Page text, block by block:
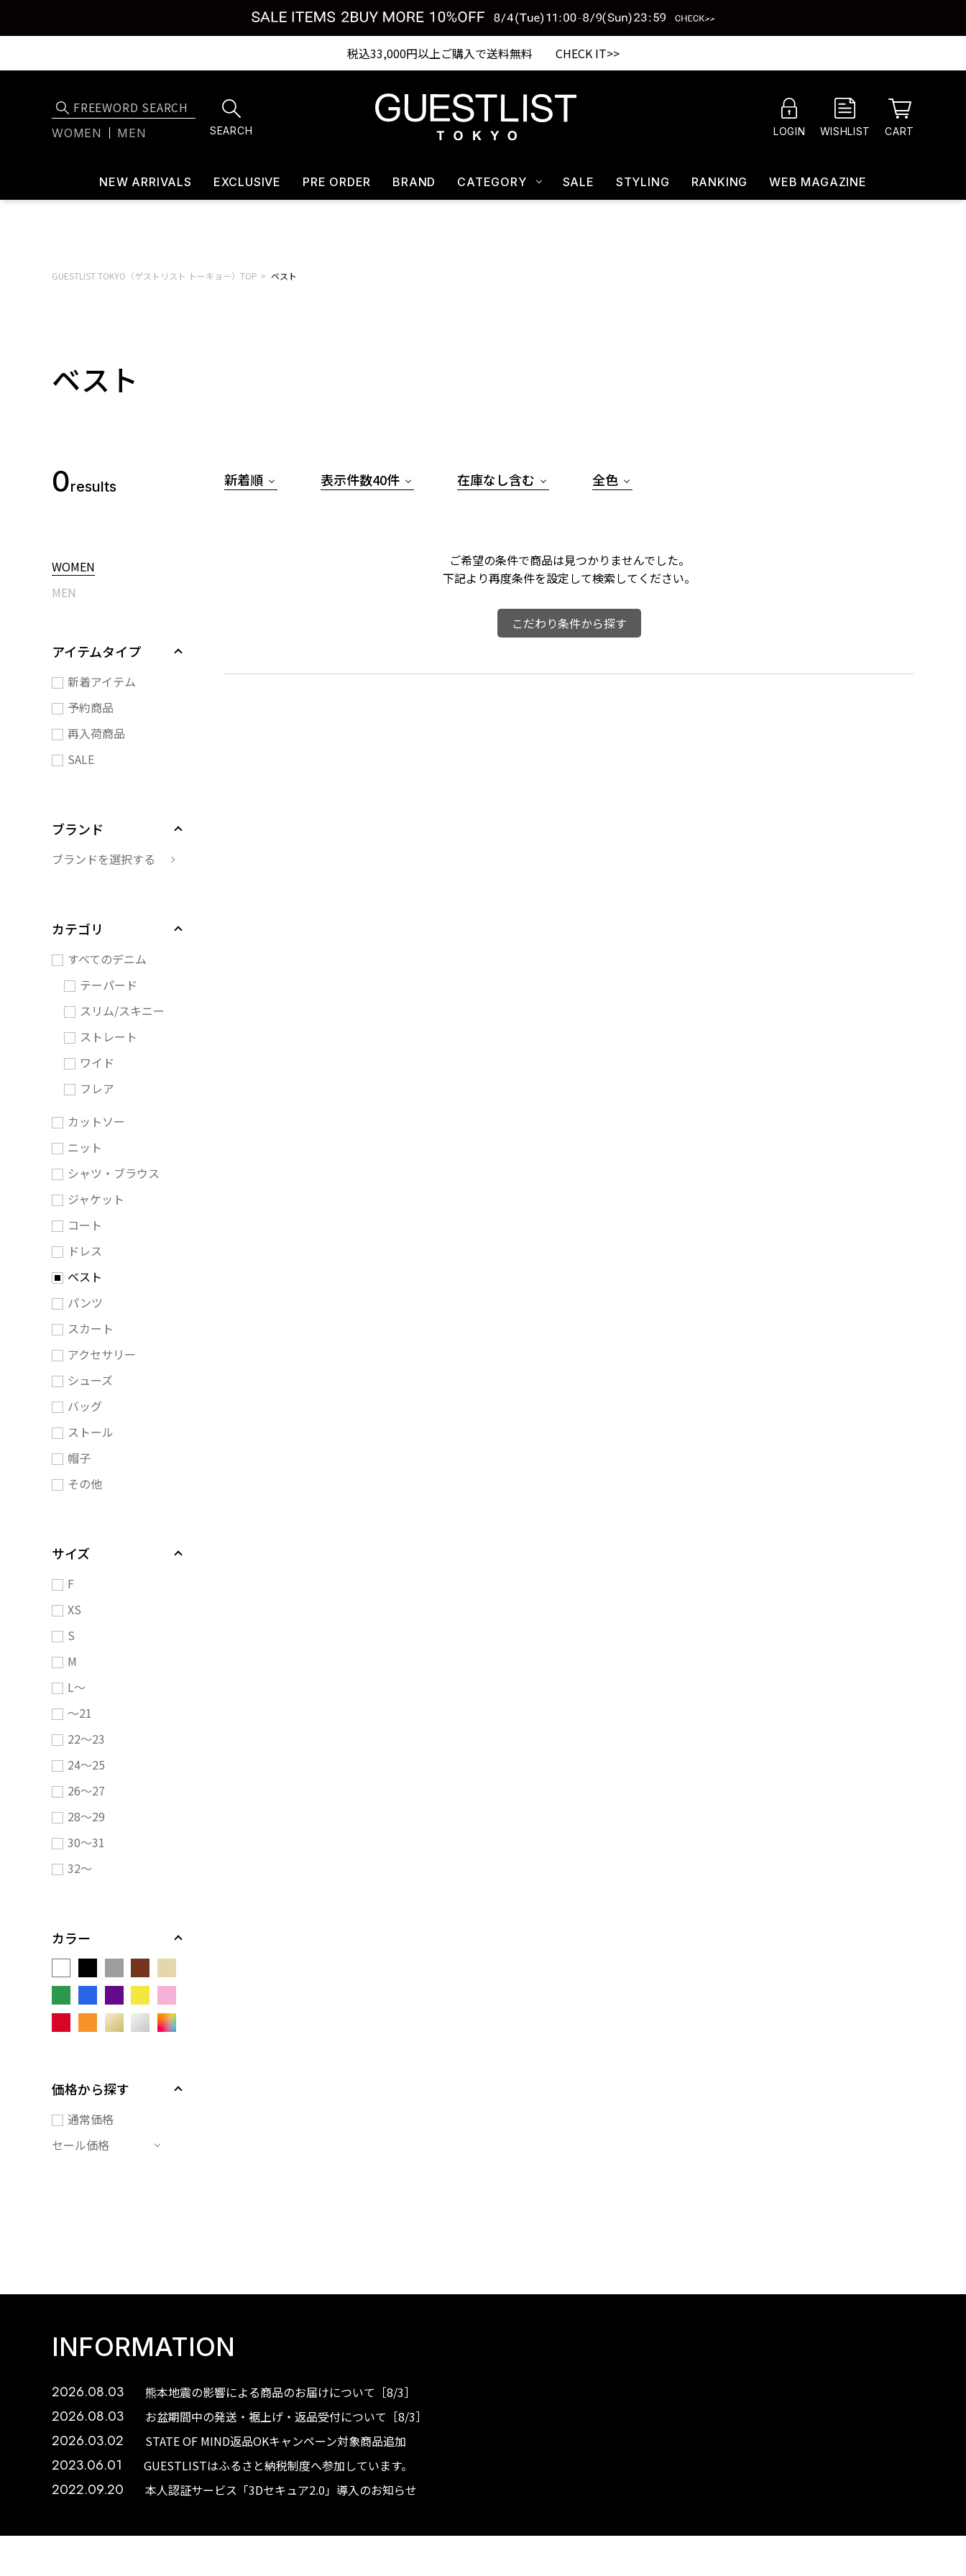
税込33,000円以上ご購入で送料無料 CHECK IT>>
WOMEN MEN SEARCH LOGIN WISHLIST CART
NEW ARRIVALS EXCLUSIVE PRE ORDER BRAND CATEGORY SALE STYLING RANKING WEB MAGAZINE
GUESTLIST TOKYO（ゲストリスト トーキョー）TOP ベスト
ベスト
0results
WOMEN
MEN
アイテムタイプ
新着アイテム
予約商品
再入荷商品
SALE
ブランド
ブランドを選択する
カテゴリ
すべてのデニム
テーパード
スリム/スキニー
ストレート
ワイド
フレア
カットソー
ニット
シャツ・ブラウス
ジャケット
コート
ドレス
ベスト
パンツ
スカート
アクセサリー
シューズ
バッグ
ストール
帽子
その他
サイズ
F
XS
S
M
L～
～21
22～23
24～25
26～27
28～29
30～31
32～
カラー
価格から探す
通常価格
セール価格
新着順 表示件数40件 在庫なし含む 全色
ご希望の条件で商品は見つかりませんでした。
下記より再度条件を設定して検索してください。
こだわり条件から探す
INFORMATION
2026.08.03 熊本地震の影響による商品のお届けについて［8/3］
2026.08.03 お盆期間中の発送・裾上げ・返品受付について［8/3］
2026.03.02 STATE OF MIND返品OKキャンペーン対象商品追加
2023.06.01 GUESTLISTはふるさと納税制度へ参加しています。
2022.09.20 本人認証サービス「3Dセキュア2.0」導入のお知らせ